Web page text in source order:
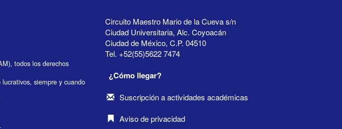
todos los derechos
siempre y cuando
Circuito Maestro Mario de la Cueva s/n
Ciudad Universitaria, Alc. Coyoacán
Ciudad de México, C.P. 04510
Tel. +52(55)5622 7474
¿Cómo llegar?
Suscripción a actividades académicas
Aviso de privacidad